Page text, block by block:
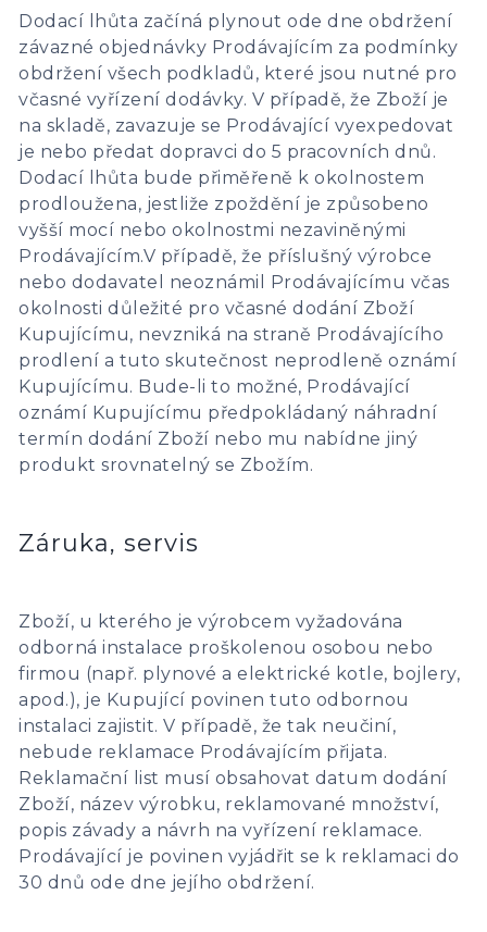
Dodací lhůta začíná plynout ode dne obdržení
závazné objednávky Prodávajícím za podmínky
obdržení všech podkladů, které jsou nutné pro
včasné vyřízení dodávky. V případě, že Zboží je
na skladě, zavazuje se Prodávající vyexpedovat
je nebo předat dopravci do 5 pracovních dnů.
Dodací lhůta bude přiměřeně k okolnostem
prodloužena, jestliže zpoždění je způsobeno
vyšší mocí nebo okolnostmi nezaviněnými
Prodávajícím.V případě, že příslušný výrobce
nebo dodavatel neoznámil Prodávajícímu včas
okolnosti důležité pro včasné dodání Zboží
Kupujícímu, nevzniká na straně Prodávajícího
prodlení a tuto skutečnost neprodleně oznámí
Kupujícímu. Bude-li to možné, Prodávající
oznámí Kupujícímu předpokládaný náhradní
termín dodání Zboží nebo mu nabídne jiný
produkt srovnatelný se Zbožím.
Záruka, servis
Zboží, u kterého je výrobcem vyžadována
odborná instalace proškolenou osobou nebo
firmou (např. plynové a elektrické kotle, bojlery,
apod.), je Kupující povinen tuto odbornou
instalaci zajistit. V případě, že tak neučiní,
nebude reklamace Prodávajícím přijata.
Reklamační list musí obsahovat datum dodání
Zboží, název výrobku, reklamované množství,
popis závady a návrh na vyřízení reklamace.
Prodávající je povinen vyjádřit se k reklamaci do
30 dnů ode dne jejího obdržení.